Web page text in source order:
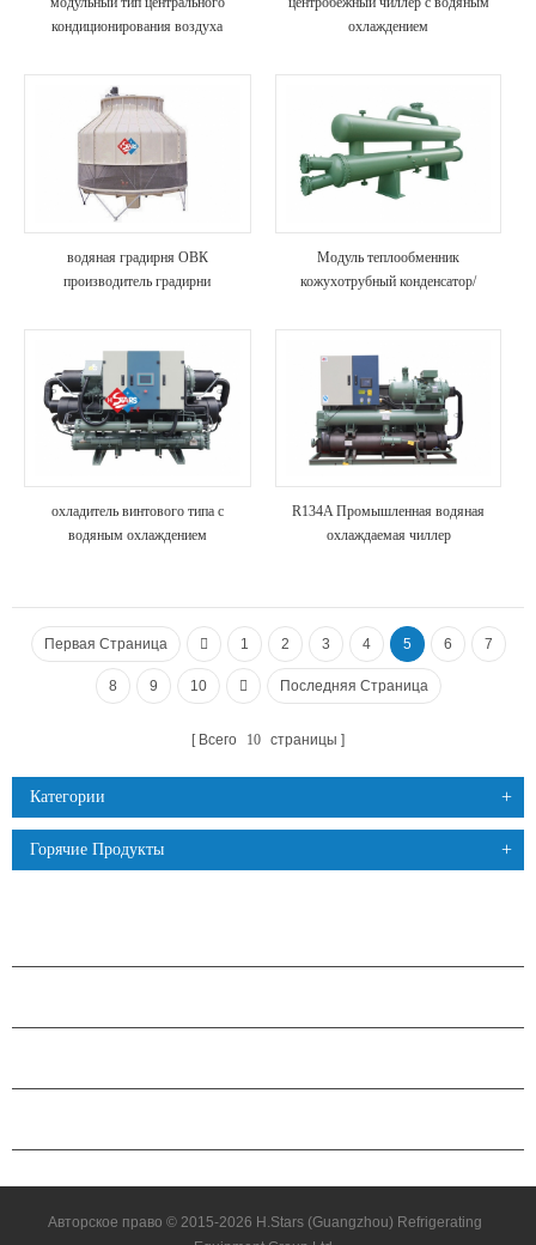
кондиционирования воздуха
охлаждением на крыше
кондиционера для отелей / больниц
охлаждением
водяная градирня ОВК
производитель градирни
Модуль теплообменник
кожухотрубный конденсатор/
анти-корозия блока охладителя для
химической промышленности
охладитель винтового типа с
водяным охлаждением
R134A Промышленная водяная
охлаждаемая чиллер
Первая Страница 1 2 3 4 5 6 7
8 9 10 Последняя Страница
Всего 10 страницы
Категории
Горячие Продукты
Авторское право © 2015-2026 H.Stars (Guangzhou) Refrigerating